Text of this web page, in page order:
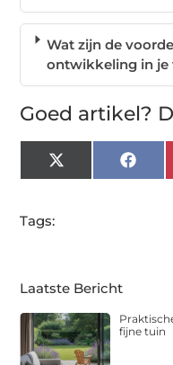
Wat zijn de
ontwikkeling in je
Goed artikel?
X
(Twitter)
Tags:
Laatste Bericht
fijne tuin